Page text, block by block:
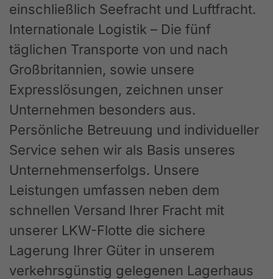
einschließlich Seefracht und Luftfracht.
Internationale Logistik – Die fünf
täglichen Transporte von und nach
Großbritannien, sowie unsere
Expresslösungen, zeichnen unser
Unternehmen besonders aus.
Persönliche Betreuung und individueller
Service sehen wir als Basis unseres
Unternehmenserfolgs. Unsere
Leistungen umfassen neben dem
schnellen Versand Ihrer Fracht mit
unserer LKW-Flotte die sichere
Lagerung Ihrer Güter in unserem
verkehrsgünstig gelegenen Lagerhaus